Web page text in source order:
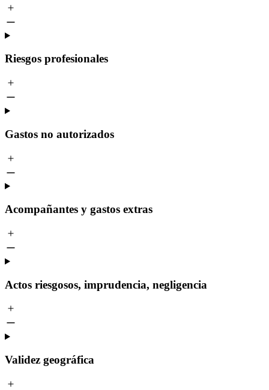
Riesgos profesionales
Gastos no autorizados
Acompañantes y gastos extras
Actos riesgosos, imprudencia, negligencia
Validez geográfica